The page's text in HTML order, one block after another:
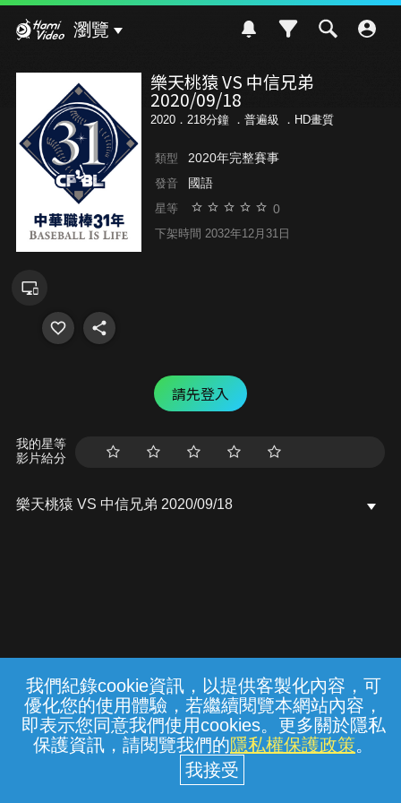
我們紀錄cookie資訊，以提供客製化內容，可
優化您的使用體驗，若繼續閱覽本網站內容，
即表示您同意我們使用cookies。更多關於隱私
保護資訊，請閱覽我們的隱私權保護政策。
瀏覽
樂天桃猿 VS 中信兄弟
2020/09/18
2020．218分鐘 ． 普遍級 ．HD畫質
類型 2020年完整賽事
發音 國語
星等 0
下架時間 2032年12月31日
請先登入
我的星等
影片給分
樂天桃猿 VS 中信兄弟 2020/09/18
常見問題 線上客服 服務條款 隱私權保護
中華電信股份有限公司個人家庭分公司
(統一編號：96979949) © 2026
{{notifyMsg}}